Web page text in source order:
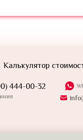
Калькулятор
444-00-32